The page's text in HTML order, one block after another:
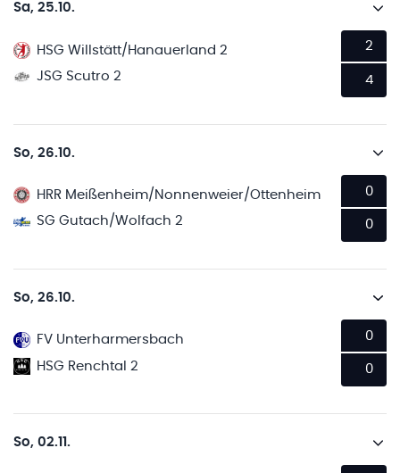
Sa, 25.10.
HSG Willstätt/Hanauerland 2
JSG Scutro 2
2
4
So, 26.10.
HRR Meißenheim/Nonnenweier/Ottenheim
SG Gutach/Wolfach 2
0
0
So, 26.10.
FV Unterharmersbach
HSG Renchtal 2
0
0
So, 02.11.